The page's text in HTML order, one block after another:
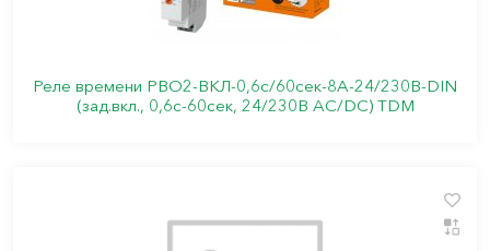
Реле времени РВО2-ВКЛ-0,6с/60сек-8А-24/230В-DIN
(зад.вкл., 0,6с-60сек, 24/230В AC/DC) TDM